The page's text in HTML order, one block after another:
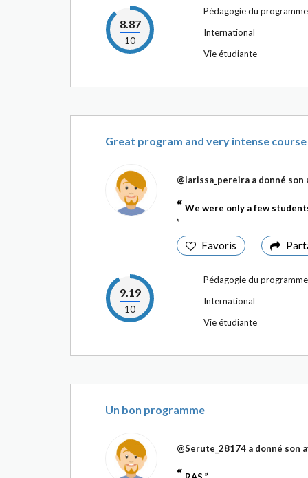
8.87
10
Pédagogie du programme
International
Vie étudiante
Great program and very intense course
@larissa_pereira a donné son
We were only a few
Favoris
9.19
10
Pédagogie du programme
International
Vie étudiante
Un bon programme
@Serute_28174 a donné son